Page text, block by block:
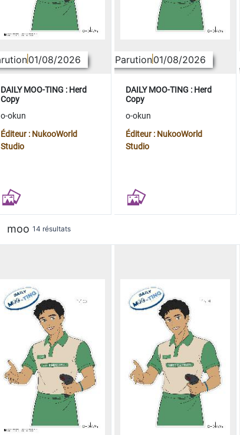
01/08/2026
DAILY MOO-TING : Herd
Copy
o-okun
Éditeur : NukooWorld
Studio
Parution01/08/2026
DAILY MOO-TING : Herd
Copy
o-okun
Éditeur : NukooWorld
Studio
moo 14 résultats